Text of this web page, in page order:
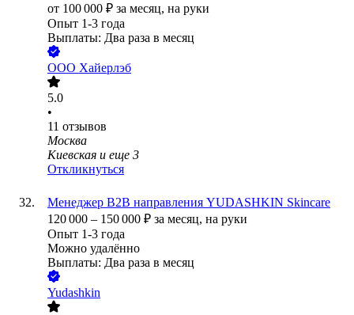
от 100 000 ₽ за месяц, на руки
Опыт 1-3 года
Выплаты: Два раза в месяц
ООО Хайерлэб
5.0
•
11 отзывов
Москва
Киевская и еще 3
Откликнуться
Менеджер B2B направления YUDASHKIN Skincare
120 000 – 150 000 ₽ за месяц, на руки
Опыт 1-3 года
Можно удалённо
Выплаты: Два раза в месяц
Yudashkin